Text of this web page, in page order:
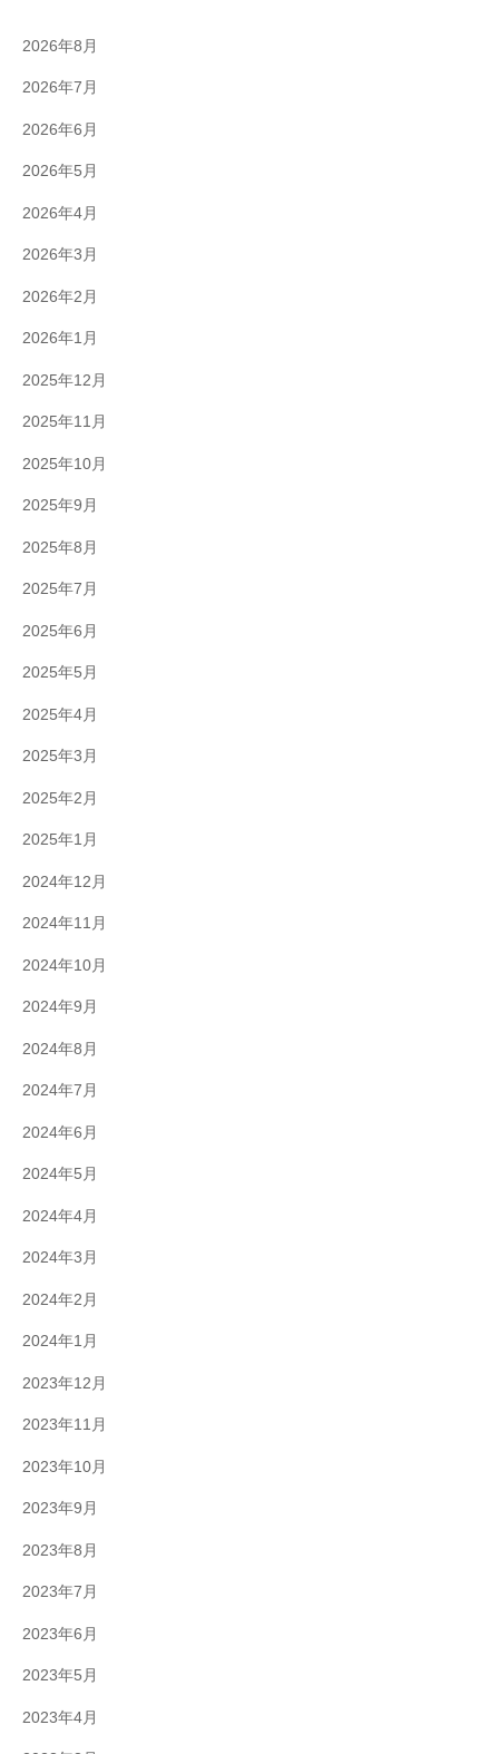
2026年8月
2026年7月
2026年6月
2026年5月
2026年4月
2026年3月
2026年2月
2026年1月
2025年12月
2025年11月
2025年10月
2025年9月
2025年8月
2025年7月
2025年6月
2025年5月
2025年4月
2025年3月
2025年2月
2025年1月
2024年12月
2024年11月
2024年10月
2024年9月
2024年8月
2024年7月
2024年6月
2024年5月
2024年4月
2024年3月
2024年2月
2024年1月
2023年12月
2023年11月
2023年10月
2023年9月
2023年8月
2023年7月
2023年6月
2023年5月
2023年4月